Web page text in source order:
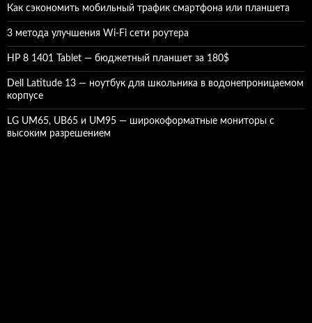
Как сэкономить мобильный трафик смартфона или планшета
3 метода улучшения Wi-Fi сети роутера
HP 8 1401 Tablet — бюджетный планшет за 180$
Dell Latitude 13 — ноутбук для школьника в водонепроницаемом
корпусе
LG UM65, UB65 и UM95 — широкоформатные мониторы с
высоким разрешением